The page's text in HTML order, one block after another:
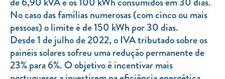
No caso das famílias numerosas (com cinco ou mais
pessoas) o limite é de 150 kWh por 30 dias.
Desde 1 de julho de 2022, o IVA tributado sobre os
painéis solares sofreu uma redução permanente de
23% para 6%. O objetivo é incentivar mais